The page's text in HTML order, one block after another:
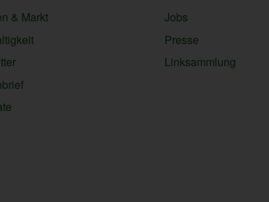
& Markt
Jobs
Presse
Linksammlung